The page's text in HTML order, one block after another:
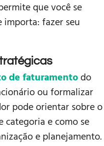
que você se
fazer seu
de faturamentodo
ou formalizar
pode orientar sobre o
categoria e como se
e planejamento.